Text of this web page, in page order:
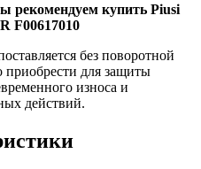
рекомендуем купить Piusi
F00617010
без поворотной
приобрести для защиты
износа и
действий.